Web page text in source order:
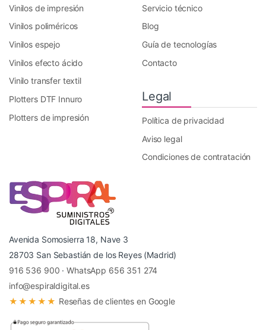
Vinilos de impresión
Vinilos poliméricos
Vinilos espejo
Vinilos efecto ácido
Vinilo transfer textil
Plotters DTF Innuro
Plotters de impresión
Servicio técnico
Blog
Guía de tecnologías
Contacto
Legal
Política de privacidad
Aviso legal
Condiciones de contratación
Avenida Somosierra 18, Nave 3
28703 San Sebastián de los Reyes (Madrid)
916 536 900 ·WhatsApp 656 351 274
info@espiraldigital.es
★★★★★ Reseñas de clientes en Google